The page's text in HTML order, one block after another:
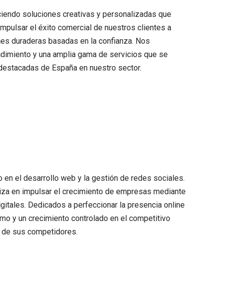
soluciones creativas y personalizadas que
el éxito comercial de nuestros clientes a
duraderas basadas en la confianza. Nos
y una amplia gama de servicios que se
de España en nuestro sector.
en el desarrollo web y la gestión de redes sociales.
en impulsar el crecimiento de empresas mediante
Dedicados a perfeccionar la presencia online
y un crecimiento controlado en el competitivo
sus competidores.